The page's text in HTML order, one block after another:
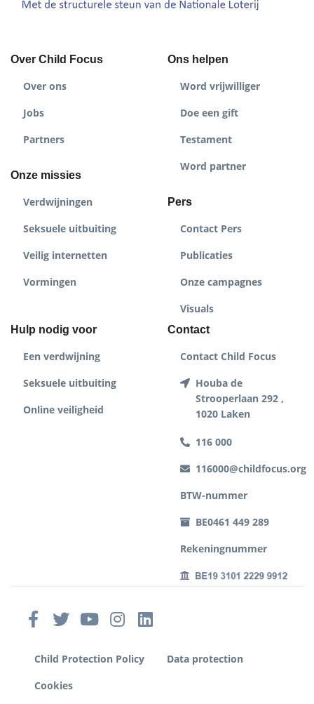
Over Child Focus
Over ons
Jobs
Partners
Onze missies
Verdwijningen
Seksuele uitbuiting
Veilig internetten
Vormingen
Ons helpen
Word vrijwilliger
Doe een gift
Testament
Word partner
Pers
Contact Pers
Publicaties
Onze campagnes
Visuals
Hulp nodig voor
Een verdwijning
Seksuele uitbuiting
Online veiligheid
Contact
Contact Child Focus
Houba de
Strooperlaan 292 ,
1020 Laken
116 000
116000@childfocus.org
BTW-nummer
BE0461 449 289
Rekeningnummer
Child Protection Policy
Data protection
Cookies